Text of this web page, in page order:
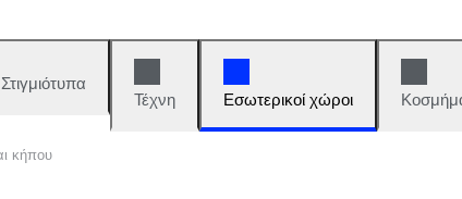
Στιγμιότυπα
Τέχνη
Εσωτερικοί χώροι
κήπου